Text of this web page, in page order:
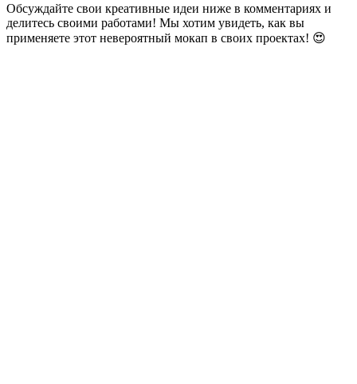
Обсуждайте свои креативные идеи ниже в комментариях и
делитесь своими работами! Мы хотим увидеть, как вы
применяете этот невероятный мокап в своих проектах! 😍